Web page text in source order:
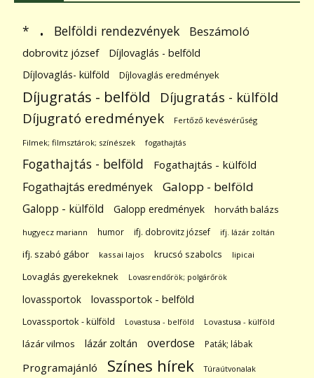
* . Belföldi rendezvények Beszámoló
dobrovitz józsef
Díjlovaglás - belföld
Díjlovaglás- külföld
Díjlovaglás eredmények
Díjugratás - belföld Díjugratás - külföld
Díjugrató eredmények Fertőző kevésvérűség
Filmek; filmsztárok; színészek fogathajtás
Fogathajtás - belföld Fogathajtás - külföld
Fogathajtás eredmények Galopp - belföld
Galopp - külföld Galopp eredmények horváth balázs
hugyecz mariann humor ifj. dobrovitz józsef ifj. lázár zoltán
ifj. szabó gábor kassai lajos krucsó szabolcs lipicai
Lovaglás gyerekeknek Lovasrendőrök; polgárőrök
lovassportok lovassportok - belföld
Lovassportok - külföld Lovastusa - belföld Lovastusa - külföld
lázár vilmos lázár zoltán overdose Paták; lábak
Programajánló Színes hírek Túraútvonalak